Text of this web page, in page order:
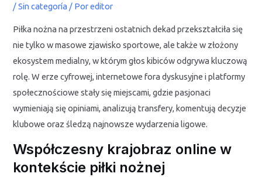
/Sin categoría / Poreditor
Piłka nożna na przestrzeni ostatnich dekad przekształciła się
nie tylko w masowe zjawisko sportowe, ale także w złożony
ekosystem medialny, w którym głos kibiców odgrywa kluczową
rolę. W erze cyfrowej, internetowe fora dyskusyjne i platformy
społecznościowe stały się miejscami, gdzie pasjonaci
wymieniają się opiniami, analizują transfery, komentują decyzje
klubowe oraz śledzą najnowsze wydarzenia ligowe.
Współczesny krajobraz online w
kontekście piłki nożnej